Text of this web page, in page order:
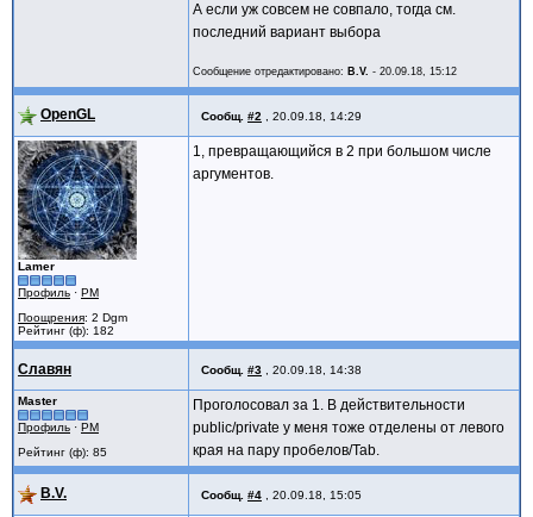
А если уж совсем не совпало, тогда см.
последний вариант выбора
Сообщение отредактировано: B.V. - 20.09.18, 15:12
OpenGL Сообщ. #2 20.09.18, 14:29
Lamer
Профиль · PM
Поощрения: 2 Dgm
Рейтинг (ф): 182
1, превращающийся в 2 при большом числе
аргументов.
Славян Сообщ. #3 20.09.18, 14:38
Master
Профиль · PM
Рейтинг (ф): 85
Проголосовал за 1. В действительности
public/private у меня тоже отделены от левого
края на пару пробелов/Tab.
B.V. Сообщ. #4 20.09.18, 15:05